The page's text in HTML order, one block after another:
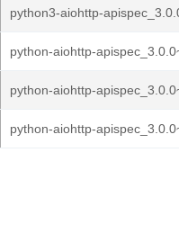
python3-aiohttp-
python-aiohttp-
python-aiohttp-
python-aiohttp-